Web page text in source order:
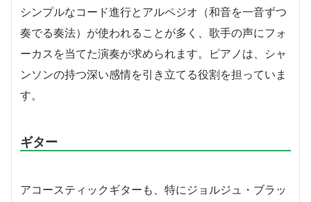
シンプルなコード進行とアルペジオ（和音を一音ずつ
奏でる奏法）が使われることが多く、歌手の声にフォ
ーカスを当てた演奏が求められます。ピアノは、シャ
ンソンの持つ深い感情を引き立てる役割を担っていま
す。
ギター
アコースティックギターも、特にジョルジュ・ブラッ